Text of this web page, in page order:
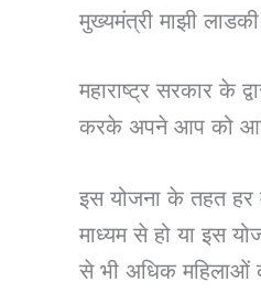
मुख्यमंत्री माझी
महाराष्ट्र सरकार के
करके अपने आप को आगे
इस योजना के तहत हर
माध्यम से हो या इस
से भी अधिक महिलाओं